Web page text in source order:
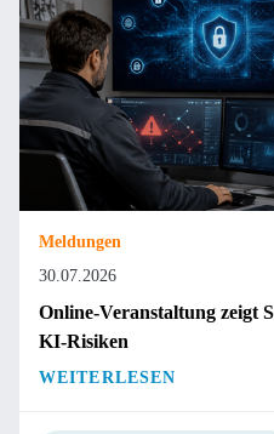
Meldungen
30.07.2026
Online-Veranstaltung zeigt
KI-Risiken
WEITERLESEN